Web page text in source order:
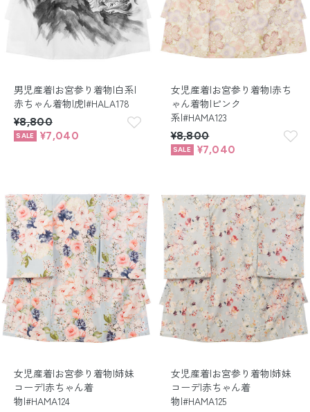
男児産着|お宮参り着物|白系|
赤ちゃん着物|虎|#HALA178
¥8,800
¥7,040
女児産着|お宮参り着物|赤ち
ゃん着物|ピンク
系|#HAMA123
¥8,800
¥7,040
女児産着|お宮参り着物|姉妹
コーデ|赤ちゃん着
物|#HAMA124
女児産着|お宮参り着物|姉妹
コーデ|赤ちゃん着
物|#HAMA125